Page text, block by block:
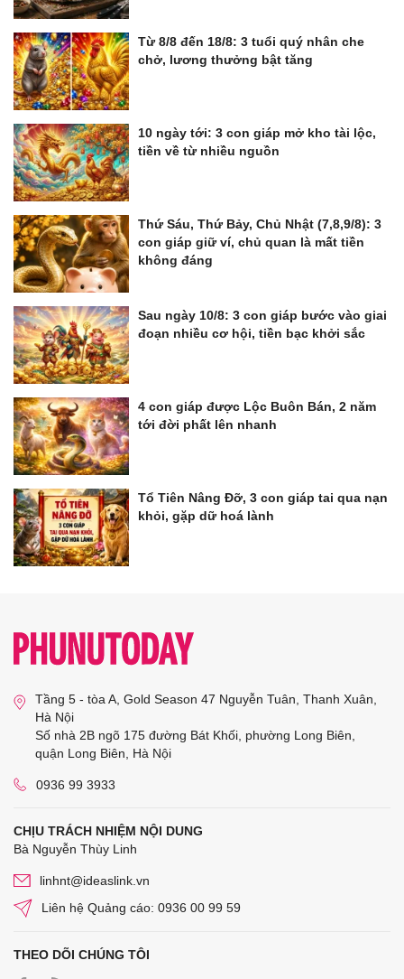
Từ 8/8 đến 18/8: 3 tuổi quý nhân che
chở, lương thưởng bật tăng
10 ngày tới: 3 con giáp mở kho tài lộc,
tiền về từ nhiều nguồn
Thứ Sáu, Thứ Bảy, Chủ Nhật (7,8,9/8): 3
con giáp giữ ví, chủ quan là mất tiền
không đáng
Sau ngày 10/8: 3 con giáp bước vào giai
đoạn nhiều cơ hội, tiền bạc khởi sắc
4 con giáp được Lộc Buôn Bán, 2 năm
tới đời phất lên nhanh
Tổ Tiên Nâng Đỡ, 3 con giáp tai qua nạn
khỏi, gặp dữ hoá lành
Tầng 5 - tòa A, Gold Season 47 Nguyễn Tuân, Thanh Xuân,
Hà Nội
Số nhà 2B ngõ 175 đường Bát Khối, phường Long Biên,
quận Long Biên, Hà Nội
0936 99 3933
CHỊU TRÁCH NHIỆM NỘI DUNG
Bà Nguyễn Thùy Linh
linhnt@ideaslink.vn
Liên hệ Quảng cáo: 0936 00 99 59
THEO DÕI CHÚNG TÔI